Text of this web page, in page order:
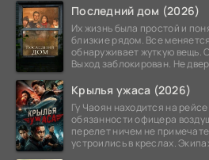
Последний дом (2026)
Их жизнь была простой и
близкие рядом. Все
обнаруживает жуткую вещь.
Выход заблокирован. Не
Крылья ужаса (2026)
Гу Чаоян находится на
обязанности офицера
перелет ничем не
устроились в креслах.